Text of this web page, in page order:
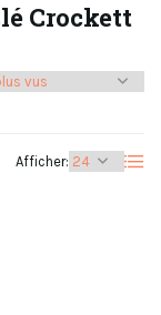
Crockett
Afficher: